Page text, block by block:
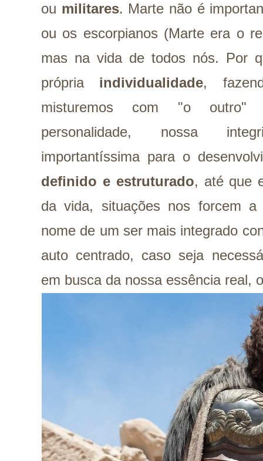
ou militares. Marte não é
ou os escorpianos (Marte era o
mas na vida de todos nós. Por
própria individualidade,
misturemos com "o outro"
personalidade, nossa
importantíssima para o
definido e estruturado, até que
da vida, situações nos forcem
nome de um ser mais integrado
auto centrado, caso seja
em busca da nossa essência real,